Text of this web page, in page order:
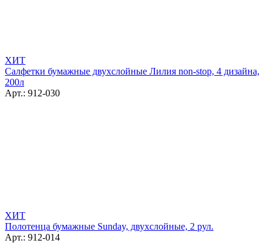
ХИТ
Салфетки бумажные двухслойные Лилия non-stop, 4 дизайна,
200л
Арт.: 912-030
ХИТ
Полотенца бумажные Sunday, двухслойные, 2 рул.
Арт.: 912-014